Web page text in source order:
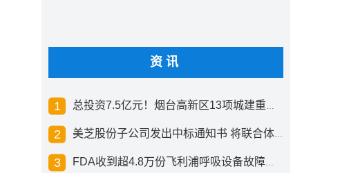
资讯
总投资7.5亿元！烟台高新区13项城建重点工程开工
美芝股份子公司发出中标通知书 将联合体中标1.36亿元总承包项目
FDA收到超4.8万份飞利浦呼吸设备故障报告 其中44份死亡案例